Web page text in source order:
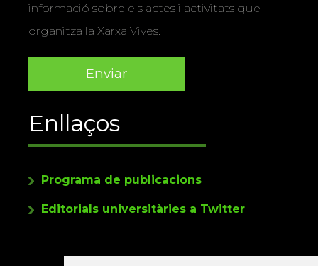
informació sobre els actes i activitats que
organitza la Xarxa Vives.
Enllaços
Programa de publicacions
Editorials universitàries a Twitter